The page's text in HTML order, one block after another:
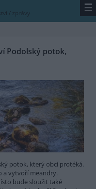
/ zprávy ☰
Podolský potok,
potok, který obcí protéká.
a vytvoří meandry.
bude sloužit také